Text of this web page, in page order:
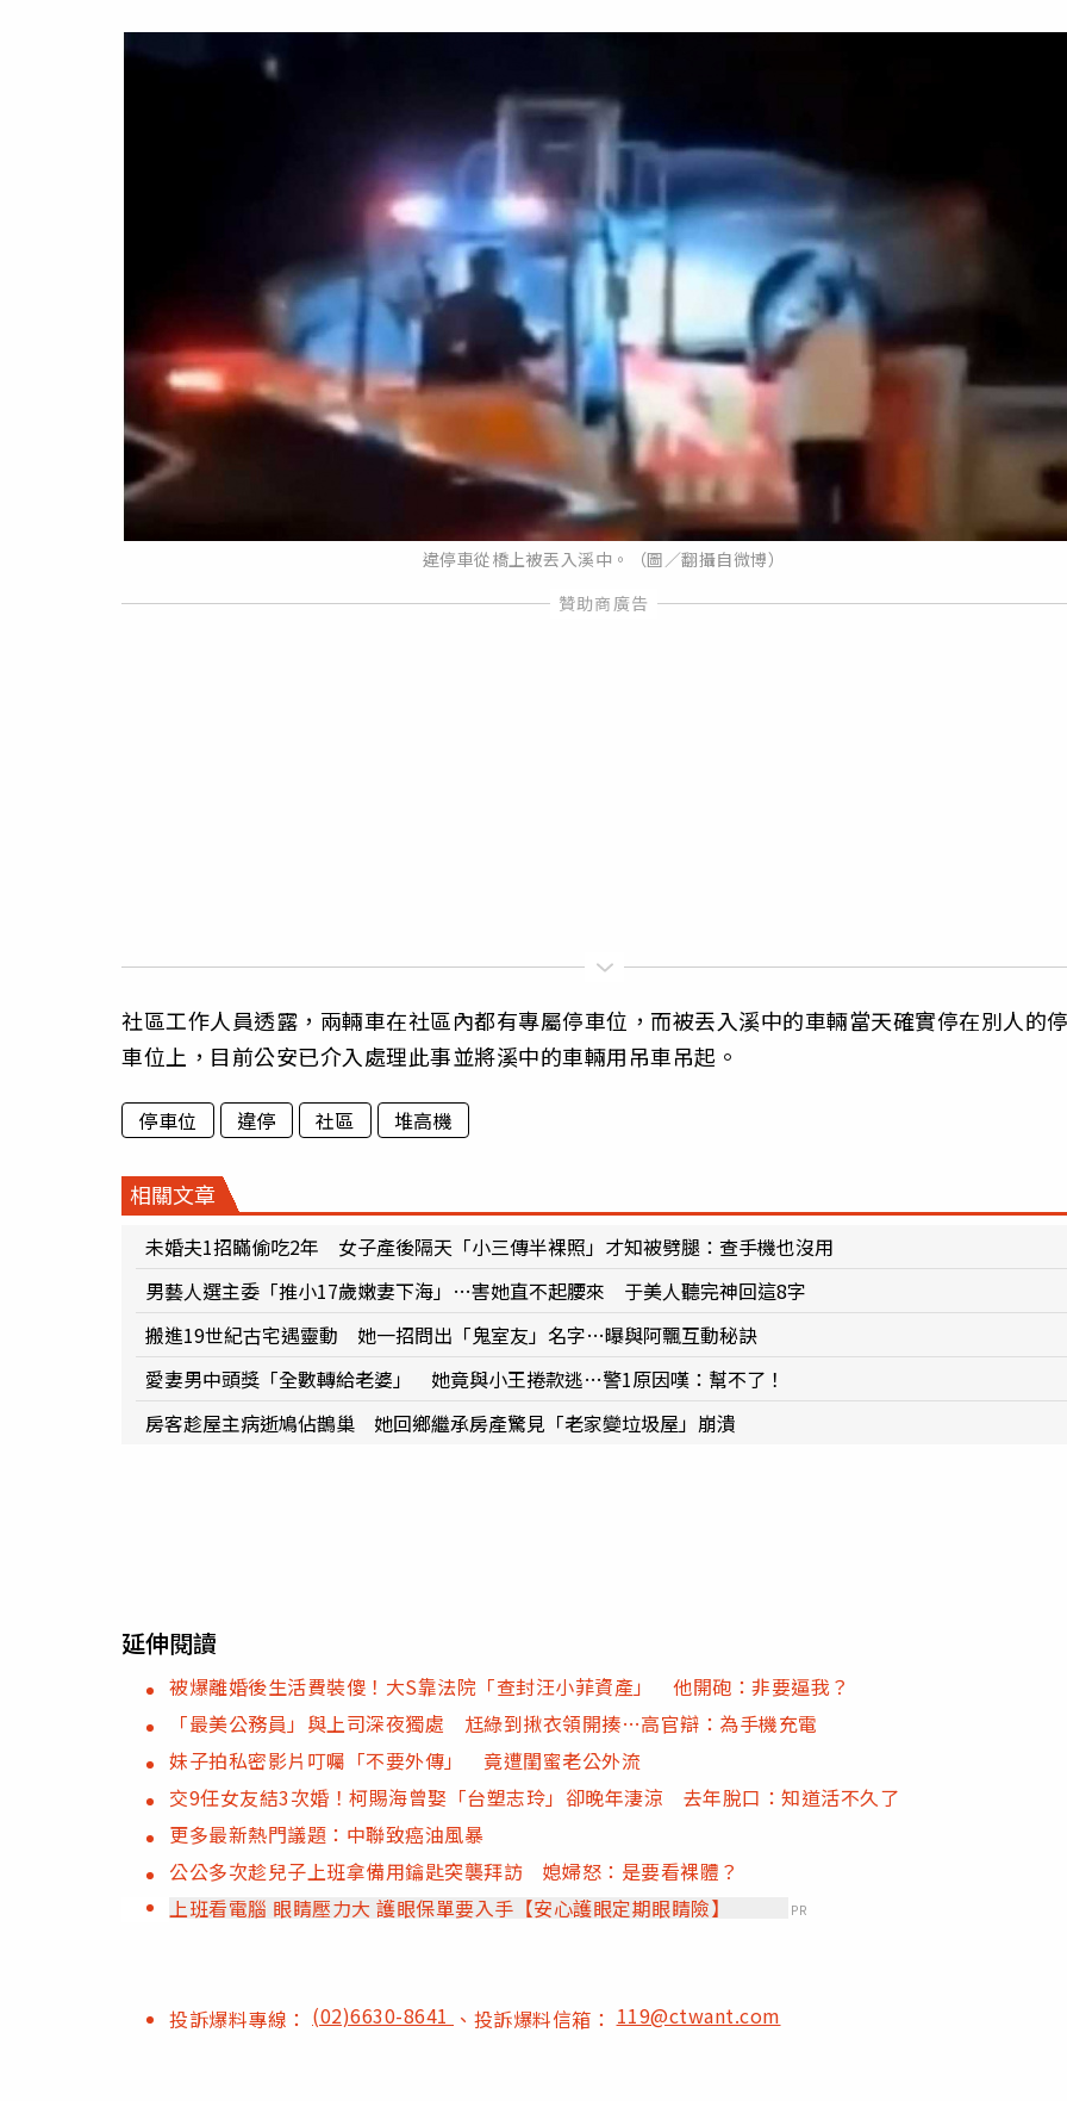
違停車從橋上被丟入溪中。（圖／翻攝自微博）
社區工作人員透露，兩輛車在社區內都有專屬停車位，而被丟入溪中的車輛當天確實停在別人的
車位上，目前公安已介入處理此事並將溪中的車輛用吊車吊起。
停車位 違停 社區 堆高機
相關文章
未婚夫1招瞞偷吃2年 女子產後隔天「小三傳半裸照」才知被劈腿：查手機也沒用
男藝人選主委「推小17歲嫩妻下海」…害她直不起腰來 于美人聽完神回這8字
搬進19世紀古宅遇靈動 她一招問出「鬼室友」名字…曝與阿飄互動秘訣
愛妻男中頭獎「全數轉給老婆」 她竟與小王捲款逃…警1原因嘆：幫不了！
房客趁屋主病逝鳩佔鵲巢 她回鄉繼承房產驚見「老家變垃圾屋」崩潰
延伸閱讀
被爆離婚後生活費裝傻！大S靠法院「查封汪小菲資產」 他開砲：非要逼我？
「最美公務員」與上司深夜獨處 尪綠到揪衣領開揍…高官辯：為手機充電
妹子拍私密影片叮囑「不要外傳」 竟遭閨蜜老公外流
交9任女友結3次婚！柯賜海曾娶「台塑志玲」卻晚年淒涼 去年脫口：知道活不久了
更多最新熱門議題：中聯致癌油風暴
公公多次趁兒子上班拿備用鑰匙突襲拜訪 媳婦怒：是要看裸體？
上班看電腦 眼睛壓力大 護眼保單要入手【安心護眼定期眼睛險】
PR
投訴爆料專線： (02)6630-8641 、投訴爆料信箱：119@ctwant.com